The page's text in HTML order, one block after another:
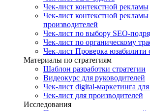
Чек-лист контекстной рекламы
Чек-лист контекстной рекламы
производителей
Чек-лист по выбору SEO-
Чек-лист по органическому
Чек-лист Проверка юзабилити
Материалы по стратегиям
Шаблон разработки стратегии
Видеокурс для руководителей
Чек-лист digital-маркетинга
Чек-лист для производителей
Исследования